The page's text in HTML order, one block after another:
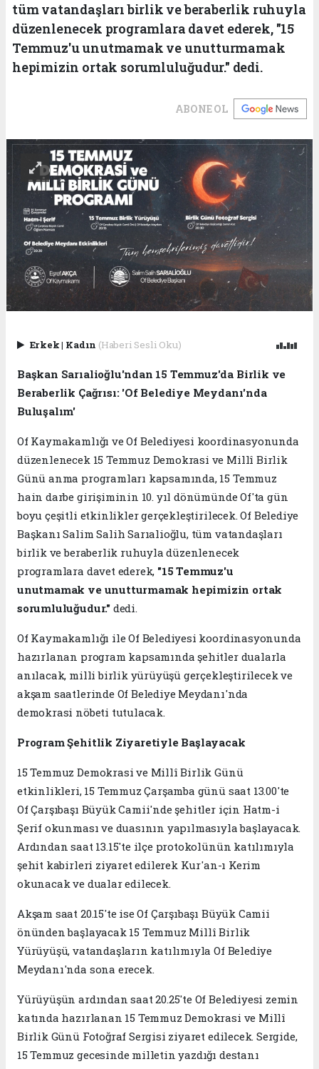
tüm vatandaşları birlik ve beraberlik ruhuyla
düzenlenecek programlara davet ederek, "15
Temmuz'u unutmamak ve unutturmamak
hepimizin ortak sorumluluğudur." dedi.
ABONE OL
Erkek| Kadın (Haberi Sesli Oku)
Başkan Sarıalioğlu'ndan 15 Temmuz'da Birlik ve
Beraberlik Çağrısı: 'Of Belediye Meydanı'nda
Buluşalım'
Of Kaymakamlığı ve Of Belediyesi koordinasyonunda
düzenlenecek 15 Temmuz Demokrasi ve Millî Birlik
Günü anma programları kapsamında, 15 Temmuz
hain darbe girişiminin 10. yıl dönümünde Of'ta gün
boyu çeşitli etkinlikler gerçekleştirilecek. Of Belediye
Başkanı Salim Salih Sarıalioğlu, tüm vatandaşları
birlik ve beraberlik ruhuyla düzenlenecek
programlara davet ederek, "15 Temmuz'u
unutmamak ve unutturmamak hepimizin ortak
sorumluluğudur." dedi.
Of Kaymakamlığı ile Of Belediyesi koordinasyonunda
hazırlanan program kapsamında şehitler dualarla
anılacak, milli birlik yürüyüşü gerçekleştirilecek ve
akşam saatlerinde Of Belediye Meydanı'nda
demokrasi nöbeti tutulacak.
Program Şehitlik Ziyaretiyle Başlayacak
15 Temmuz Demokrasi ve Millî Birlik Günü
etkinlikleri, 15 Temmuz Çarşamba günü saat 13.00'te
Of Çarşıbaşı Büyük Camii'nde şehitler için Hatm-i
Şerif okunması ve duasının yapılmasıyla başlayacak.
Ardından saat 13.15'te ilçe protokolünün katılımıyla
şehit kabirleri ziyaret edilerek Kur'an-ı Kerim
okunacak ve dualar edilecek.
Akşam saat 20.15'te ise Of Çarşıbaşı Büyük Camii
önünden başlayacak 15 Temmuz Millî Birlik
Yürüyüşü, vatandaşların katılımıyla Of Belediye
Meydanı'nda sona erecek.
Yürüyüşün ardından saat 20.25'te Of Belediyesi zemin
katında hazırlanan 15 Temmuz Demokrasi ve Millî
Birlik Günü Fotoğraf Sergisi ziyaret edilecek. Sergide,
15 Temmuz gecesinde milletin yazdığı destanı